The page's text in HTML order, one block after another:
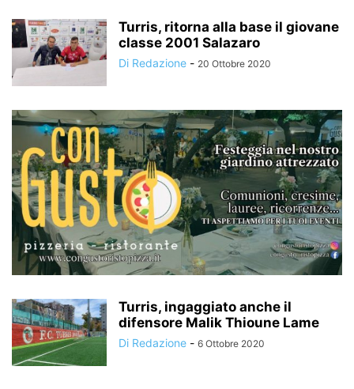
Turris, ritorna alla base il giovane
classe 2001 Salazaro
Di Redazione - 20 Ottobre 2020
Turris, ingaggiato anche il
difensore Malik Thioune Lame
Di Redazione - 6 Ottobre 2020